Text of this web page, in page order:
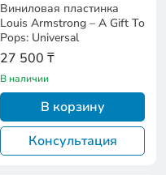
Виниловая пластинка
Louis Armstrong – A Gift To
Pops: Universal
27 500 ₸
В наличии
В корзину
Консультация